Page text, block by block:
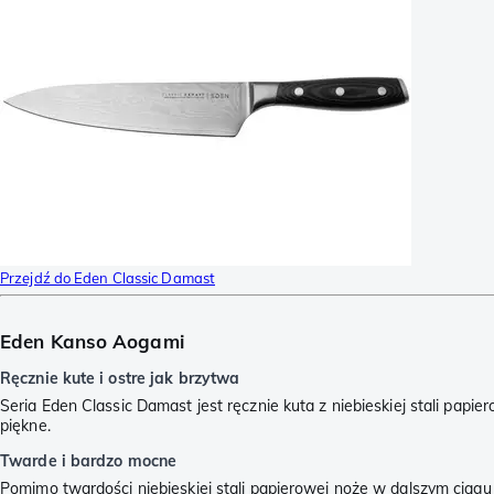
Przejdź do Eden Classic Damast
Eden Kanso Aogami
Ręcznie kute i ostre jak brzytwa
Seria Eden Classic Damast jest ręcznie kuta z niebieskiej stali
piękne.
Twarde i bardzo mocne
Pomimo twardości niebieskiej stali papierowej noże w dalszym